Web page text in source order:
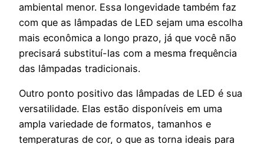
ambiental menor. Essa longevidade também faz
com que as lâmpadas de LED sejam uma escolha
mais econômica a longo prazo, já que você não
precisará substituí-las com a mesma frequência
das lâmpadas tradicionais.
Outro ponto positivo das lâmpadas de LED é sua
versatilidade. Elas estão disponíveis em uma
ampla variedade de formatos, tamanhos e
temperaturas de cor, o que as torna ideais para